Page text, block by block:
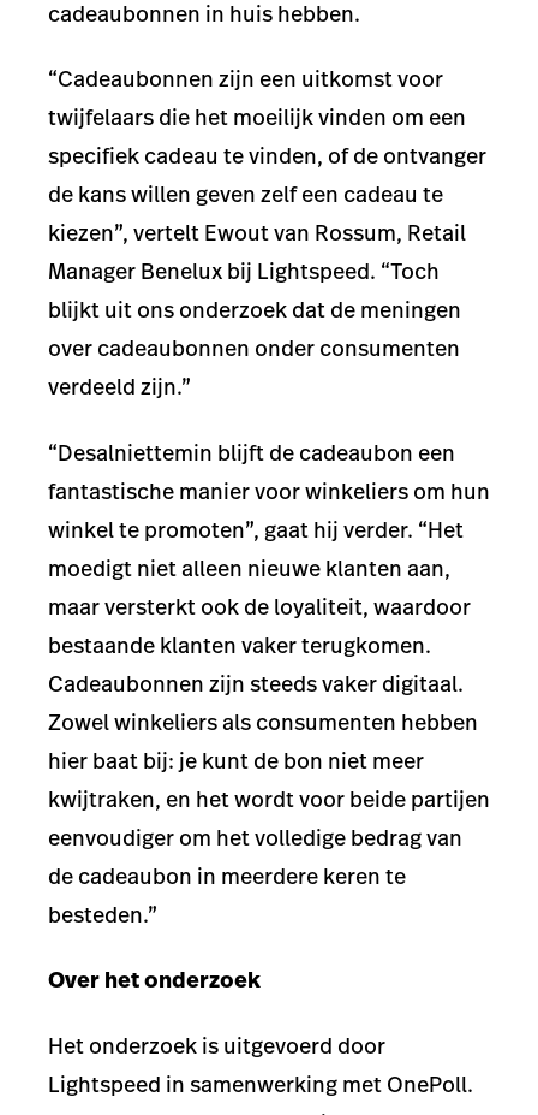
cadeaubonnen in huis hebben.
“Cadeaubonnen zijn een uitkomst voor
twijfelaars die het moeilijk vinden om een
specifiek cadeau te vinden, of de ontvanger
de kans willen geven zelf een cadeau te
kiezen”, vertelt Ewout van Rossum, Retail
Manager Benelux bij Lightspeed. “Toch
blijkt uit ons onderzoek dat de meningen
over cadeaubonnen onder consumenten
verdeeld zijn.”
“Desalniettemin blijft de cadeaubon een
fantastische manier voor winkeliers om hun
winkel te promoten”, gaat hij verder. “Het
moedigt niet alleen nieuwe klanten aan,
maar versterkt ook de loyaliteit, waardoor
bestaande klanten vaker terugkomen.
Cadeaubonnen zijn steeds vaker digitaal.
Zowel winkeliers als consumenten hebben
hier baat bij: je kunt de bon niet meer
kwijtraken, en het wordt voor beide partijen
eenvoudiger om het volledige bedrag van
de cadeaubon in meerdere keren te
besteden.”
Over het onderzoek
Het onderzoek is uitgevoerd door
Lightspeed in samenwerking met OnePoll.